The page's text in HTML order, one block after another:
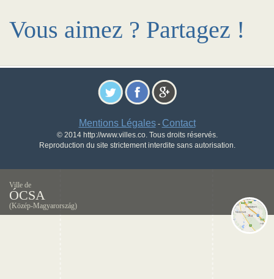
Vous aimez ? Partagez !
Mentions Légales- Contact
© 2014 http://www.villes.co. Tous droits réservés.
Reproduction du site strictement interdite sans autorisation.
Ville de
ÓCSA
(Közép-Magyarország)